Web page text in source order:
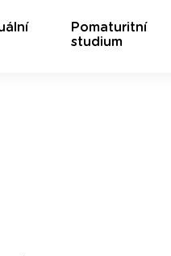
Pomaturitní
studium